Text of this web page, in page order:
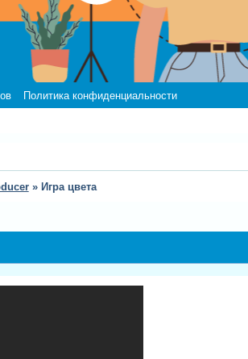
Политика конфиденциальности
» Игра цвета